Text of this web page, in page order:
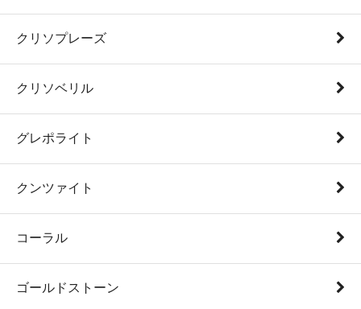
クリソプレーズ
クリソベリル
グレポライト
クンツァイト
コーラル
ゴールドストーン